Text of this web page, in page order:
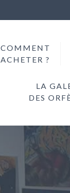
COMMENT
ACHETER ?
LA
DES